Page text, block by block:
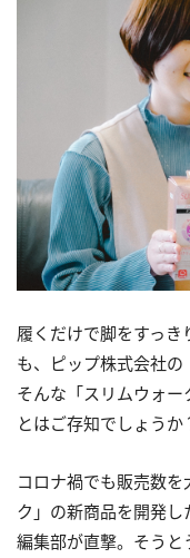
履くだけで脚をすっ
も、ピップ株式会社の
そんな「スリムウォ
とはご存知でしょうか
コロナ禍でも販売数
ク」の新商品を開発
編集部が直撃。そうと